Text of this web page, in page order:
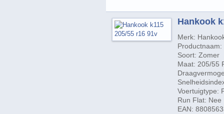
Hankook
Merk:
Productnaam:
Soort: Zomer
Maat: 205/55
Voertuigtype:
Run Flat: Nee
EAN: